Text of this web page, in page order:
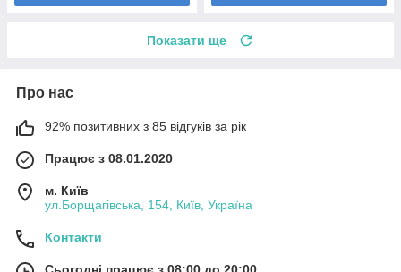
Показати ще
Про нас
92% позитивних з 85 відгуків за рік
Працює з 08.01.2020
м. Київ
ул.Борщагівська, 154, Київ, Україна
Контакти